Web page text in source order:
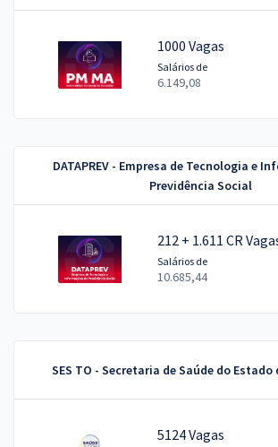
1000 Vagas
Salários de
6.149,08
DATAPREV - Empresa de Tecnologia e
Previdência Social
212 + 1.611 CR
Salários de
10.685,44
SES TO - Secretaria de Saúde do
5124 Vagas